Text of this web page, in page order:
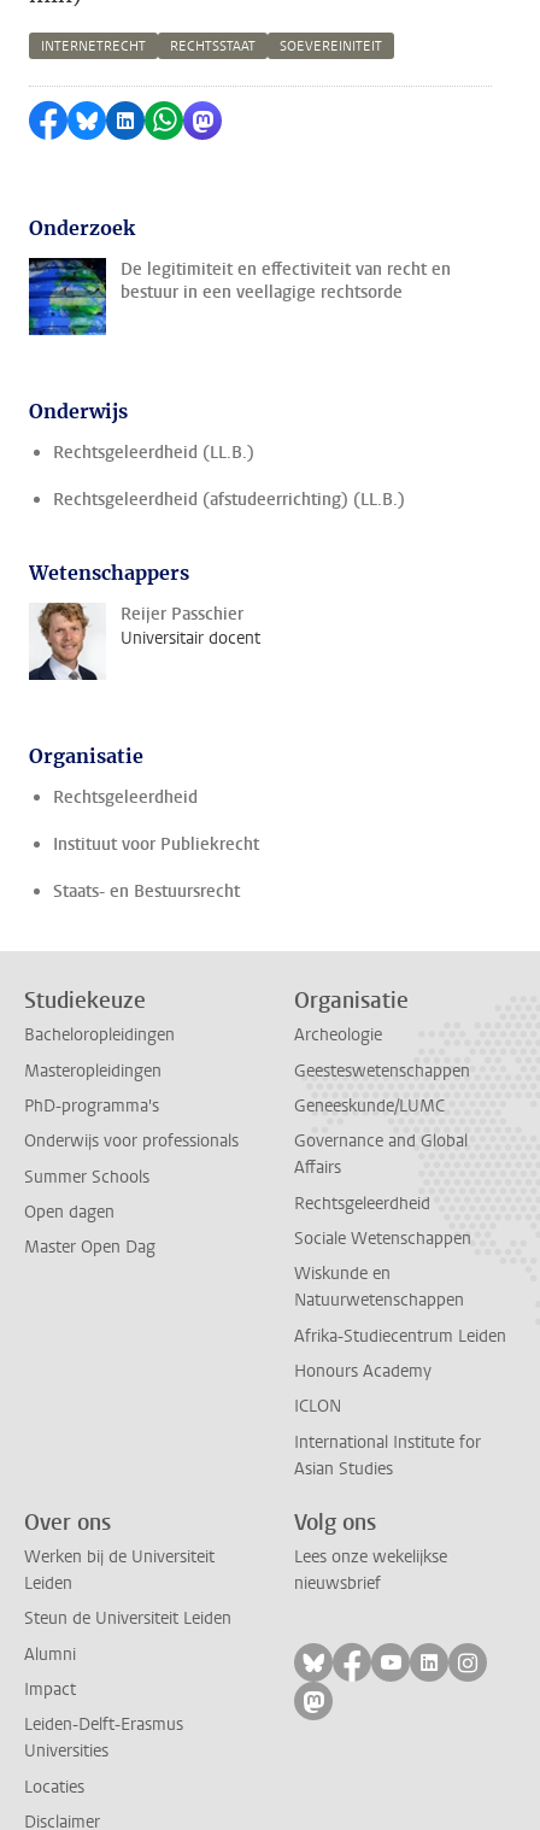
INTERNETRECHT RECHTSSTAAT SOEVEREINITEIT
Delen op Facebook
Delen via Bluesky
Delen op LinkedIn
Delen via WhatsApp
Delen via Mastodon
Onderzoek
De legitimiteit en effectiviteit van recht en
bestuur in een veellagige rechtsorde
Onderwijs
Rechtsgeleerdheid (LL.B.)
Rechtsgeleerdheid (afstudeerrichting) (LL.B.)
Wetenschappers
Reijer Passchier
Universitair docent
Organisatie
Rechtsgeleerdheid
Instituut voor Publiekrecht
Staats- en Bestuursrecht
Studiekeuze
Bacheloropleidingen
Masteropleidingen
PhD-programma's
Onderwijs voor professionals
Summer Schools
Open dagen
Master Open Dag
Organisatie
Archeologie
Geesteswetenschappen
Geneeskunde/LUMC
Governance and Global
Affairs
Rechtsgeleerdheid
Sociale Wetenschappen
Wiskunde en
Natuurwetenschappen
Afrika-Studiecentrum Leiden
Honours Academy
ICLON
International Institute for
Asian Studies
Over ons
Werken bij de Universiteit
Leiden
Steun de Universiteit Leiden
Alumni
Impact
Leiden-Delft-Erasmus
Universities
Locaties
Disclaimer
Volg ons
Lees onze wekelijkse
nieuwsbrief
Volg ons op bluesky
Volg ons op
Volg ons op
Volg ons
Volg
Volg ons op mastodon